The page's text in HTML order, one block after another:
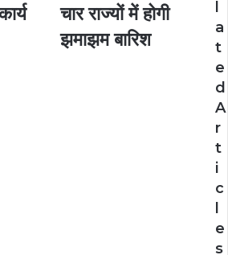
चार राज्यों में होगी
झमाझम बारिश
a
t
e
d
A
r
t
i
c
e
s